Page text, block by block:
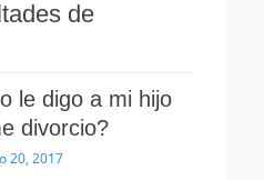
de
le digo a mi hijo
divorcio?
20, 2017